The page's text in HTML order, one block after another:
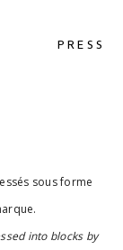
PRESS
sous forme
into blocks by